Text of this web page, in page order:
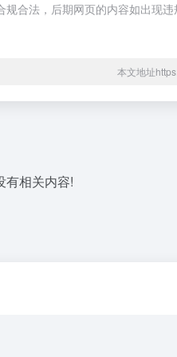
合法，后期网页的内容如出现
本文地址
有相关内容!